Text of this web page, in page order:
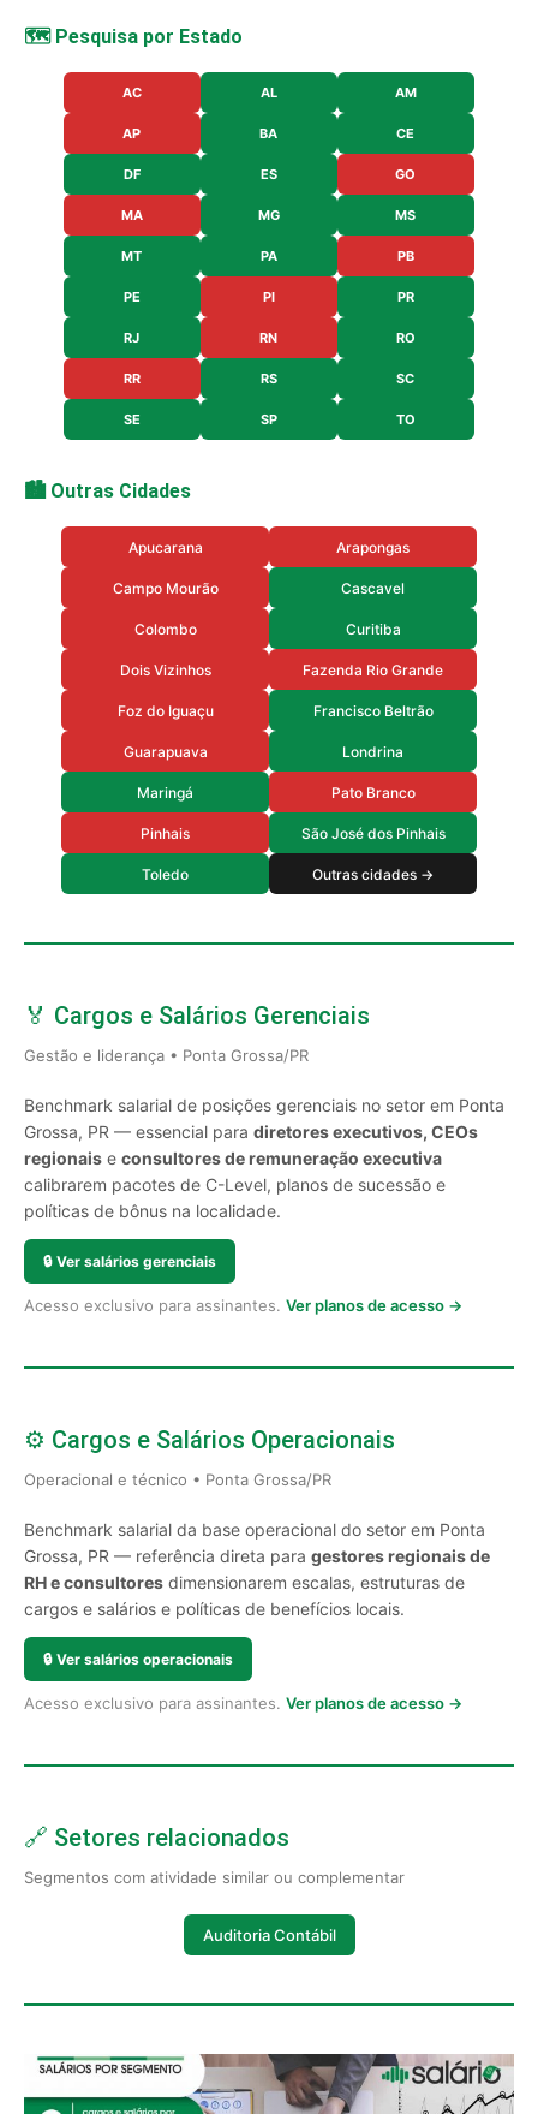
🗺️ Pesquisa por Estado
AC AL AM
AP BA CE
DF ES GO
MA MG MS
MT PA PB
PE PI PR
RJ RN RO
RR RS SC
SE SP TO
🏙️ Outras Cidades
Apucarana Arapongas
Campo Mourão Cascavel
Colombo Curitiba
Dois Vizinhos Fazenda Rio Grande
Foz do Iguaçu Francisco Beltrão
Guarapuava Londrina
Maringá Pato Branco
Pinhais São José dos Pinhais
Toledo Outras cidades →
🏅 Cargos e Salários Gerenciais
Gestão e liderança • Ponta Grossa/PR
Benchmark salarial de posições gerenciais no setor em Ponta
Grossa, PR — essencial para diretores executivos, CEOs
regionais e consultores de remuneração executiva
calibrarem pacotes de C-Level, planos de sucessão e
políticas de bônus na localidade.
🔒 Ver salários gerenciais
Acesso exclusivo para assinantes. Ver planos de acesso →
⚙️ Cargos e Salários Operacionais
Operacional e técnico • Ponta Grossa/PR
Benchmark salarial da base operacional do setor em Ponta
Grossa, PR — referência direta para gestores regionais de
RH e consultores dimensionarem escalas, estruturas de
cargos e salários e políticas de benefícios locais.
🔒 Ver salários operacionais
Acesso exclusivo para assinantes. Ver planos de acesso →
🔗 Setores relacionados
Segmentos com atividade similar ou complementar
Auditoria Contábil